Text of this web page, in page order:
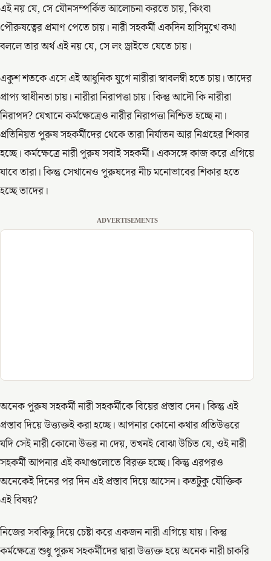
এই নয় যে, সে যৌনসম্পর্কিত আলোচনা করতে চায়, কিংবা
পৌরুষত্বের প্রমাণ পেতে চায়। নারী সহকর্মী একদিন হাসিমুখে কথা
বললে তার অর্থ এই নয় যে, সে লং ড্রাইভে যেতে চায়।
একুশ শতকে এসে এই আধুনিক যুগে নারীরা স্বাবলম্বী হতে চায়। তাদের
প্রাপ্য স্বাধীনতা চায়। নারীরা নিরাপত্তা চায়। কিন্তু আদৌ কি নারীরা
নিরাপদ? যেখানে কর্মক্ষেত্রেও নারীর নিরাপত্তা নিশ্চিত হচ্ছে না।
প্রতিনিয়ত পুরুষ সহকর্মীদের থেকে তারা নির্যাতন আর নিগ্রহের শিকার
হচ্ছে। কর্মক্ষেত্রে নারী পুরুষ সবাই সহকর্মী। একসঙ্গে কাজ করে এগিয়ে
যাবে তারা। কিন্তু সেখানেও পুরুষদের নীচ মনোভাবের শিকার হতে
হচ্ছে তাদের।
ADVERTISEMENTS
অনেক পুরুষ সহকর্মী নারী সহকর্মীকে বিয়ের প্রস্তাব দেন। কিন্তু এই
প্রস্তাব দিয়ে উত্ত্যক্তই করা হচ্ছে। আপনার কোনো কথার প্রতিউত্তরে
যদি সেই নারী কোনো উত্তর না দেয়, তখনই বোঝা উচিত যে, ওই নারী
সহকর্মী আপনার এই কথাগুলোতে বিরক্ত হচ্ছে। কিন্তু এরপরও
অনেকেই দিনের পর দিন এই প্রস্তাব দিয়ে আসেন। কতটুকু যৌক্তিক
এই বিষয়?
নিজের সবকিছু দিয়ে চেষ্টা করে একজন নারী এগিয়ে যায়। কিন্তু
কর্মক্ষেত্রে শুধু পুরুষ সহকর্মীদের দ্বারা উত্ত্যক্ত হয়ে অনেক নারী চাকরি